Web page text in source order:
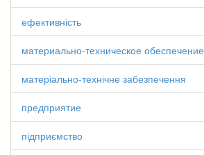
ефективність
материально-техническое обеспечение
матеріально-технічне забезпечення
предприятие
підприємство